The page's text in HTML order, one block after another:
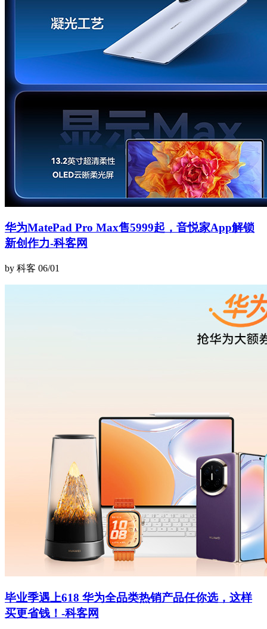
华为MatePad Pro Max售5999起，音悦家App解锁
新创作力-科客网
by 科客 06/01
毕业季遇上618 华为全品类热销产品任你选，这样
买更省钱！-科客网